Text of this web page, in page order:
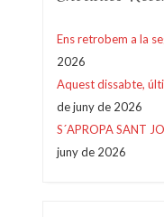
Ens retrobem a la
2026
Aquest dissabte,
de juny de 2026
S´APROPA SANT
juny de 2026